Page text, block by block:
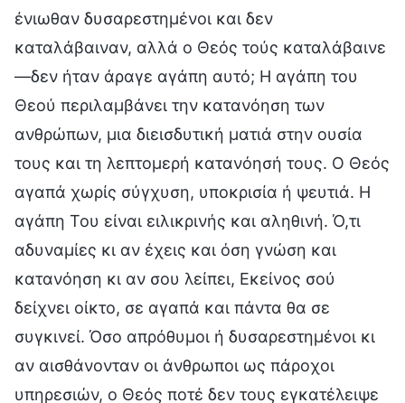
ένιωθαν δυσαρεστημένοι και δεν
καταλάβαιναν, αλλά ο Θεός τούς καταλάβαινε
—δεν ήταν άραγε αγάπη αυτό; Η αγάπη του
Θεού περιλαμβάνει την κατανόηση των
ανθρώπων, μια διεισδυτική ματιά στην ουσία
τους και τη λεπτομερή κατανόησή τους. Ο Θεός
αγαπά χωρίς σύγχυση, υποκρισία ή ψευτιά. Η
αγάπη Του είναι ειλικρινής και αληθινή. Ό,τι
αδυναμίες κι αν έχεις και όση γνώση και
κατανόηση κι αν σου λείπει, Εκείνος σού
δείχνει οίκτο, σε αγαπά και πάντα θα σε
συγκινεί. Όσο απρόθυμοι ή δυσαρεστημένοι κι
αν αισθάνονταν οι άνθρωποι ως πάροχοι
υπηρεσιών, ο Θεός ποτέ δεν τους εγκατέλειψε